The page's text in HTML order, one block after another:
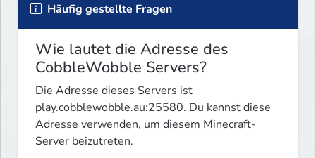
Häufig gestellte Fragen
Wie lautet die Adresse des
CobbleWobble Servers?
Die Adresse dieses Servers ist
play.cobblewobble.au:25580. Du kannst diese
Adresse verwenden, um diesem Minecraft-
Server beizutreten.